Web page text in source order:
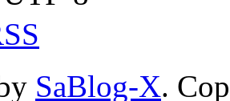
SaBlog-X.